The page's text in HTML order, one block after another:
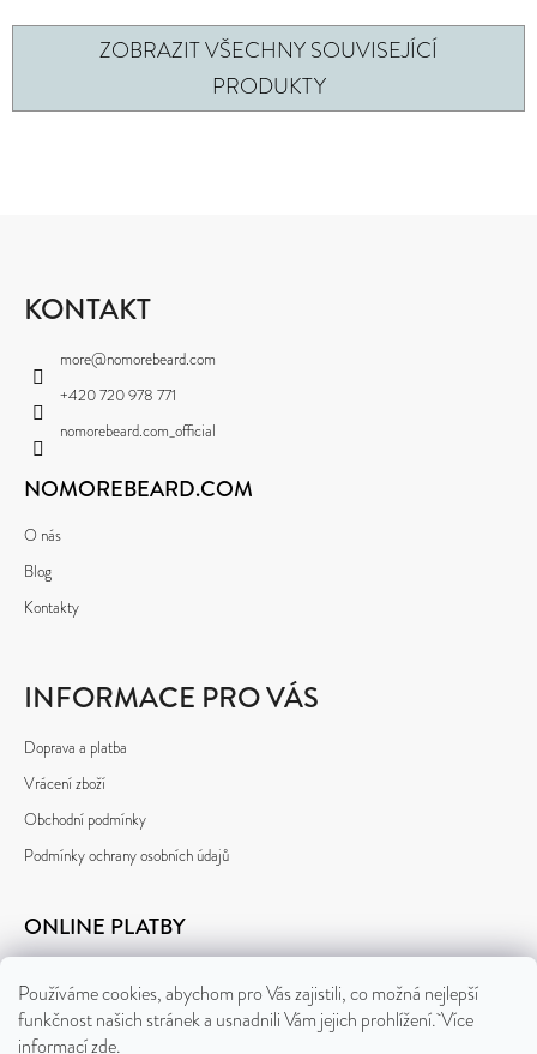
Používáme cookies, abychom pro Vás zajistili, co možná nejlepší
funkčnost našich stránek a usnadnili Vám jejich prohlížení. Více
informacízde.
ZOBRAZIT VŠECHNY SOUVISEJÍCÍ
PRODUKTY
KONTAKT
more@nomorebeard.com
+420 720 978 771
nomorebeard.com_official
NOMOREBEARD.COM
O nás
Blog
Kontakty
INFORMACE PRO VÁS
Doprava a platba
Vrácení zboží
Obchodní podmínky
Podmínky ochrany osobních údajů
ONLINE PLATBY